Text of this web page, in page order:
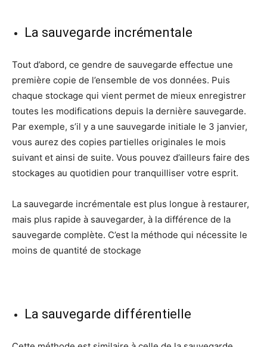
La sauvegarde incrémentale
Tout d’abord, ce gendre de sauvegarde effectue une
première copie de l’ensemble de vos données. Puis
chaque stockage qui vient permet de mieux enregistrer
toutes les modifications depuis la dernière sauvegarde.
Par exemple, s’il y a une sauvegarde initiale le 3 janvier,
vous aurez des copies partielles originales le mois
suivant et ainsi de suite. Vous pouvez d’ailleurs faire des
stockages au quotidien pour tranquilliser votre esprit.
La sauvegarde incrémentale est plus longue à restaurer,
mais plus rapide à sauvegarder, à la différence de la
sauvegarde complète. C’est la méthode qui nécessite le
moins de quantité de stockage
La sauvegarde différentielle